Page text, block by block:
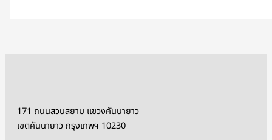
171 ถนนสวนสยาม แขวงคันนายาว
เขตคันนายาว กรุงเทพฯ 10230